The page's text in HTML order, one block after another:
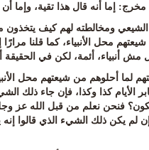
إما أنه قال هذا تقية، وإما أن
ومخالطته لهم كيف يتخذون
محل الأنبياء، كما قلنا
أنبياء، أئمة، لكن في
لما أحلوهم من شيعتهم محل
الأيام كذا وكذا، فإن جاء ذلك
فنحن نعلم من قبل الله عز وجل
لم يكن ذلك الشيء الذي قالوا